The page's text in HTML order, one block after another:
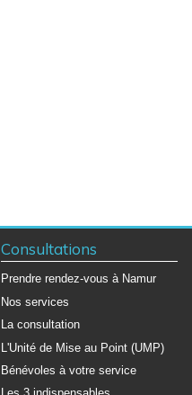
Consultations
Prendre rendez-vous à Namur
Nos services
La consultation
L'Unité de Mise au Point (UMP)
Bénévoles à votre service